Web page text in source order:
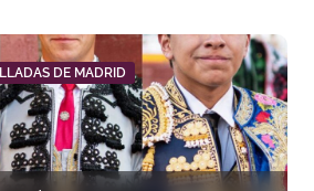
DE MADRID